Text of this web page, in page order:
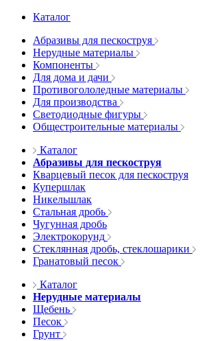
Каталог
Абразивы для пескоструя
Нерудные материалы
Компоненты
Для дома и дачи
Противогололедные материалы
Для производства
Светодиодные фигуры
Общестроительные материалы
Каталог
Абразивы для пескоструя
Кварцевый песок для пескоструя
Купершлак
Никельшлак
Стальная дробь
Чугунная дробь
Электрокорунд
Стеклянная дробь, стеклошарики
Гранатовый песок
Каталог
Нерудные материалы
Щебень
Песок
Грунт